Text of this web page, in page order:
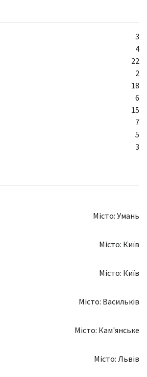
3
4
22
2
18
6
15
7
5
3
Місто: Умань
Місто: Київ
Місто: Київ
Місто: Васильків
Місто: Кам'янське
Місто: Львів